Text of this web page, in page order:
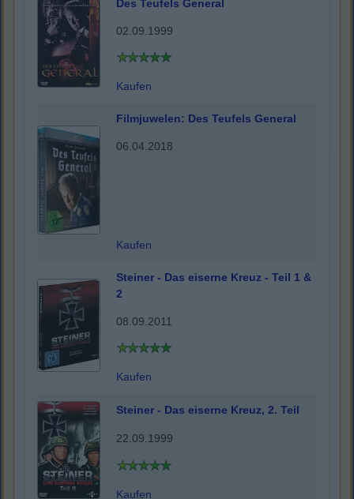
Des Teufels General
02.09.1999
Kaufen
Filmjuwelen: Des Teufels General
06.04.2018
Kaufen
Steiner - Das eiserne Kreuz - Teil 1 &
2
08.09.2011
Kaufen
Steiner - Das eiserne Kreuz, 2. Teil
22.09.1999
Kaufen